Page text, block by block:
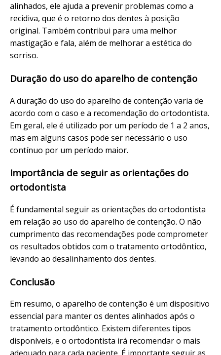
alinhados, ele ajuda a prevenir problemas como a
recidiva, que é o retorno dos dentes à posição
original. Também contribui para uma melhor
mastigação e fala, além de melhorar a estética do
sorriso.
Duração do uso do aparelho de contenção
A duração do uso do aparelho de contenção varia de
acordo com o caso e a recomendação do ortodontista.
Em geral, ele é utilizado por um período de 1 a 2 anos,
mas em alguns casos pode ser necessário o uso
contínuo por um período maior.
Importância de seguir as orientações do
ortodontista
É fundamental seguir as orientações do ortodontista
em relação ao uso do aparelho de contenção. O não
cumprimento das recomendações pode comprometer
os resultados obtidos com o tratamento ortodôntico,
levando ao desalinhamento dos dentes.
Conclusão
Em resumo, o aparelho de contenção é um dispositivo
essencial para manter os dentes alinhados após o
tratamento ortodôntico. Existem diferentes tipos
disponíveis, e o ortodontista irá recomendar o mais